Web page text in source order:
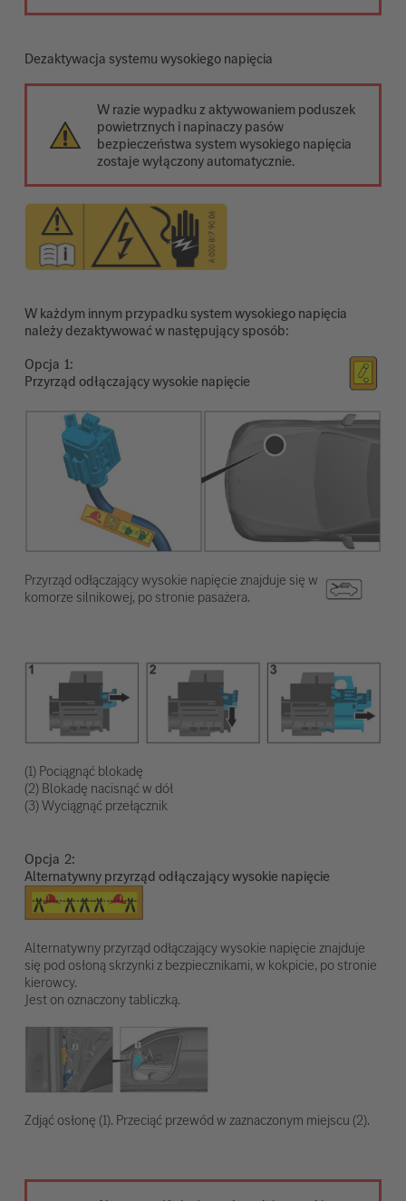
Dezaktywacja systemu wysokiego napięcia
W razie wypadku z aktywowaniem poduszek
powietrznych i napinaczy pasów
bezpieczeństwa system wysokiego napięcia
zostaje wyłączony automatycznie.
W każdym innym przypadku system wysokiego napięcia
należy dezaktywować w następujący sposób:
Opcja
Przyrząd odłączający wysokie napięcie
Przyrząd odłączający wysokie napięcie znajduje się w
komorze silnikowej, po stronie pasażera.
(1) Pociągnąć blokadę
(2) Blokadę nacisnąć w dół
(3) Wyciągnąć przełącznik
Opcja
Alternatywny przyrząd odłączający wysokie napięcie
Alternatywny przyrząd odłączający wysokie napięcie znajduje
się pod osłoną skrzynki z bezpiecznikami, w kokpicie, po stronie
kierowcy.
Jest on oznaczony tabliczką.
Zdjąć osłonę (1). Przeciąć przewód w zaznaczonym miejscu (2).